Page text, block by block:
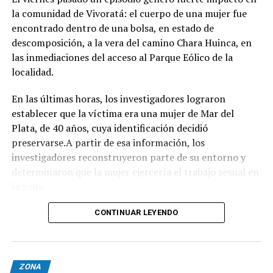
arboledas y dejarse tentar por una taza de chocolate
caliente mientras se disfruta de buena música es el plan
perfecto para escaparse de la rutina este fin de semana
largo.
INFORMACIÓN GENERAL DEL EVENTO
Evento: 30° Fiesta Nacional del Chocolate Artesanal
(ChocoGesell)
Fecha: Fin de semana largo del 17 de Agosto de 2026
Horario: De 11:00 a 21:00 hs.
Lugar: Pinar del Norte (Alameda 202 y Calle 303, Villa
Gesell)
visitantes
la comunidad de Vivoratá: el cuerpo de una mujer fue
encontrado dentro de una bolsa, en estado de
descomposición, a la vera del camino Chara Huinca, en
las inmediaciones del acceso al Parque Eólico de la
localidad.
En las últimas horas, los investigadores lograron
establecer que la víctima era una mujer de Mar del
Plata, de 40 años, cuya identificación decidió
preservarse.A partir de esa información, los
investigadores reconstruyeron parte de su entorno y
determinaron que la mujer ejercería el trabajo sexual en
Según el portal Mi8, pese a que la escena donde fue
compatibles con un homicidio, el fiscal Ramiro Anchou
mantiene la causa caratulada como "averiguación de
CONTINUAR LEYENDO
ZONA